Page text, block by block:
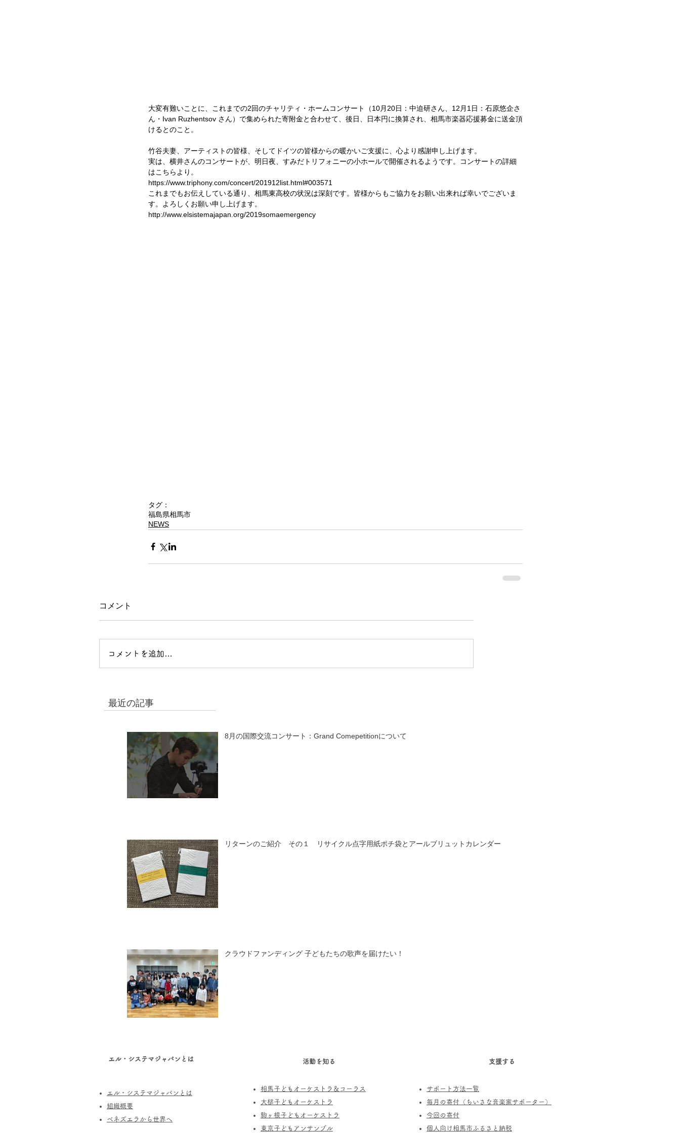
大変有難いことに、これまでの2回のチャリティ・ホームコンサート（10月20日：中迫研さん、12月1日：石原悠企さ
ん・Ivan Ruzhentsov さん）で集められた寄附金と合わせて、後日、日本円に換算され、相馬市楽器応援募金に送金頂
けるとのこと。
竹谷夫妻、アーティストの皆様、そしてドイツの皆様からの暖かいご支援に、心より感謝申し上げます。
実は、横井さんのコンサートが、明日夜、すみだトリフォニーの小ホールで開催されるようです。コンサートの詳細
はこちらより。
https://www.triphony.com/concert/201912list.html#003571
これまでもお伝えしている通り、相馬東高校の状況は深刻です。皆様からもご協力をお願い出来れば幸いでございま
す。よろしくお願い申し上げます。
http://www.elsistemajapan.org/2019somaemergency
タグ：
福島県相馬市
NEWS
コメント
コメントを追加…
最近の記事
8月の国際交流コンサート：Grand Comepetitionについて
リターンのご紹介 その１ リサイクル点字用紙ポチ袋とアールブリュットカレンダー
クラウドファンディング 子どもたちの歌声を届けたい！
エル・システマジャパンとは
エル・システマジャパンとは
​組織概要
​ベネズエラから世界へ
活動を知る
相馬子どもオーケストラ＆コーラス
​大槌子どもオーケストラ
駒ヶ根子どもオーケストラ
​東京子どもアンサンブル
支援する
サポート方法一覧
​毎月の寄付（ちいさな音楽家サポーター）
今回の寄付
個人向け相馬市ふるさと納税